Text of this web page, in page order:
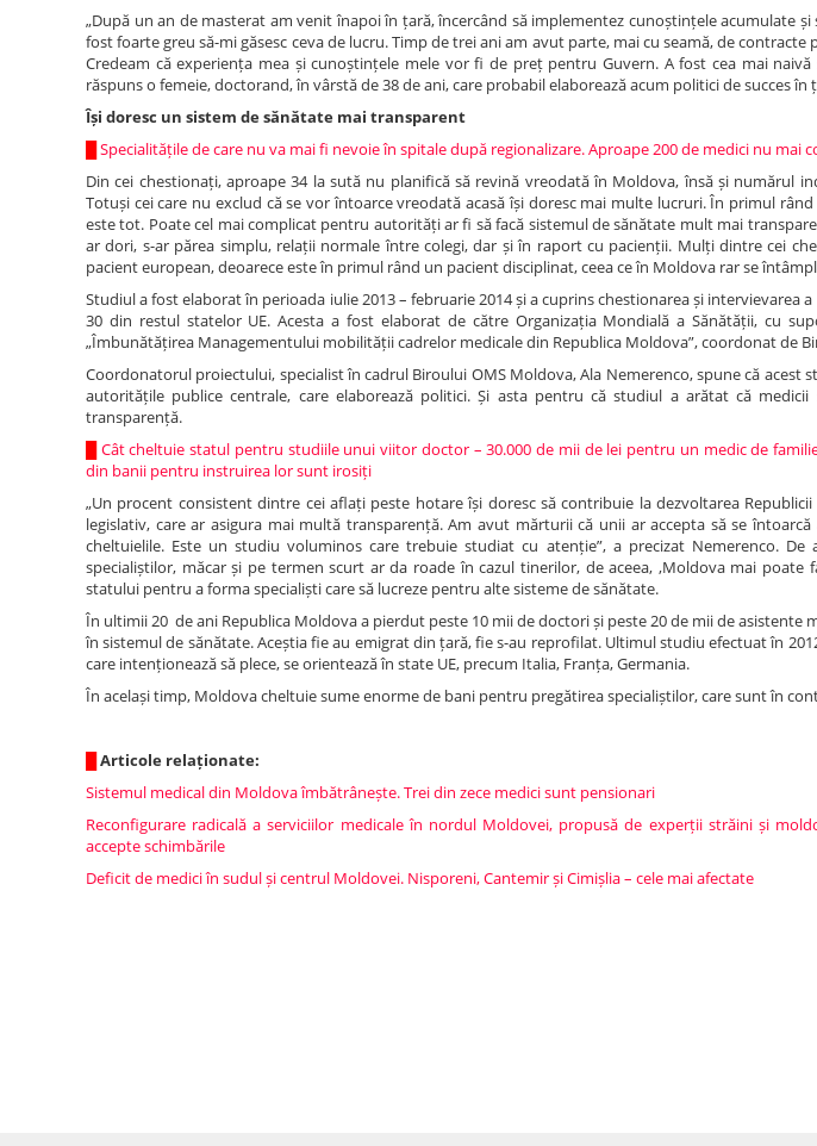
„După un an de masterat am venit înapoi în țară, încercând să implementez cunoștințele acumulate
fost foarte greu să-mi găsesc ceva de lucru. Timp de trei ani am avut parte, mai cu seamă, de
Credeam că experiența mea și cunoștințele mele vor fi de preț pentru Guvern. A fost cea mai
răspuns o femeie, doctorand, în vârstă de 38 de ani, care probabil elaborează acum politici de succes în
Își doresc un sistem de sănătate mai transparent
Specialitățile de care nu va mai fi nevoie în spitale după regionalizare. Aproape 200 de medici nu mai
Din cei chestionați, aproape 34 la sută nu planifică să revină vreodată în Moldova, însă și numărul
Totuși cei care nu exclud că se vor întoarce vreodată acasă își doresc mai multe lucruri. În primul
este tot. Poate cel mai complicat pentru autorități ar fi să facă sistemul de sănătate mult mai
ar dori, s-ar părea simplu, relații normale între colegi, dar și în raport cu pacienții. Mulți dintre cei
pacient european, deoarece este în primul rând un pacient disciplinat, ceea ce în Moldova rar se
Studiul a fost elaborat în perioada iulie 2013 – februarie 2014 și a cuprins chestionarea și intervievarea
30 din restul statelor UE. Acesta a fost elaborat de către Organizația Mondială a Sănătății, cu
„Îmbunătățirea Managementului mobilității cadrelor medicale din Republica Moldova”, coordonat de
Coordonatorul proiectului, specialist în cadrul Biroului OMS Moldova, Ala Nemerenco, spune că acest
autoritățile publice centrale, care elaborează politici. Și asta pentru că studiul a arătat că
transparență.
Cât cheltuie statul pentru studiile unui viitor doctor – 30.000 de mii de lei pentru un medic de
din banii pentru instruirea lor sunt irosiți
„Un procent consistent dintre cei aflați peste hotare își doresc să contribuie la dezvoltarea
legislativ, care ar asigura mai multă transparență. Am avut mărturii că unii ar accepta să se
cheltuielile. Este un studiu voluminos care trebuie studiat cu atenție”, a precizat Nemerenco.
specialiștilor, măcar și pe termen scurt ar da roade în cazul tinerilor, de aceea, ,Moldova mai poate
statului pentru a forma specialiști care să lucreze pentru alte sisteme de sănătate.
În ultimii 20 de ani Republica Moldova a pierdut peste 10 mii de doctori și peste 20 de mii de asistente
în sistemul de sănătate. Aceștia fie au emigrat din țară, fie s-au reprofilat. Ultimul studiu efectuat în
care intenționează să plece, se orientează în state UE, precum Italia, Franța, Germania.
În același timp, Moldova cheltuie sume enorme de bani pentru pregătirea specialiștilor, care sunt în
Articole relaționate:
Sistemul medical din Moldova îmbătrânește. Trei din zece medici sunt pensionari
Reconfigurare radicală a serviciilor medicale în nordul Moldovei, propusă de experții străini și
accepte schimbările
Deficit de medici în sudul și centrul Moldovei. Nisporeni, Cantemir și Cimișlia – cele mai afectate